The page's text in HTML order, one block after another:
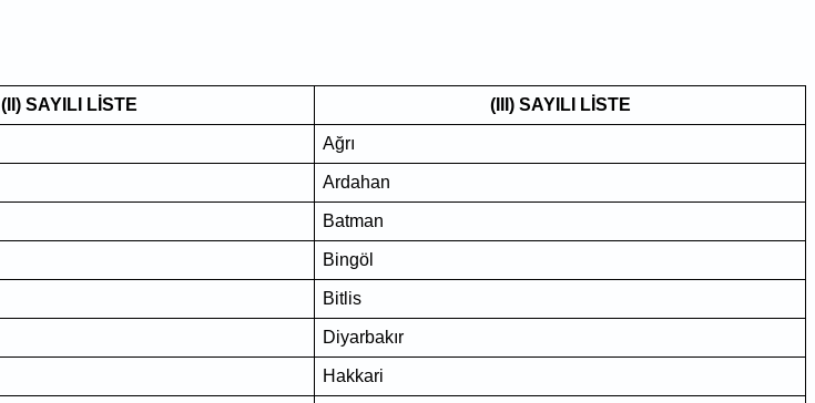
(II) SAYILI LİSTE (III) SAYILI LİSTE
Ağrı
Ardahan
Batman
Bingöl
Bitlis
Diyarbakır
Hakkari